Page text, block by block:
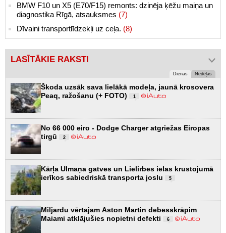
BMW F10 un X5 (E70/F15) remonts: dzinēja ķēžu maiņa un
diagnostika Rīgā, atsauksmes (7)
Dīvaini transportlīdzekļi uz ceļa. (8)
LASĪTĀKIE RAKSTI
Dienas Nedēļas
Škoda uzsāk sava lielākā modeļa, jaunā krosovera
Peaq, ražošanu (+ FOTO)
1
No 66 000 eiro - Dodge Charger atgriežas Eiropas
tirgū
2
Kārļa Ulmaņa gatves un Lielirbes ielas krustojumā
ierīkos sabiedriskā transporta joslu
5
Miljardu vērtajam Aston Martin debesskrāpim
Maiami atklājušies nopietni defekti
6